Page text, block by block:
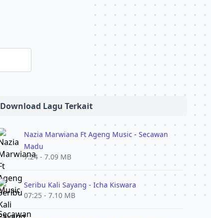
Download Lagu Terkait
Nazia Marwiana Ft Ageng Music - Secawan
Madu
7:24 - 7.09 MB
Seribu Kali Sayang - Icha Kiswara
07:25 - 7.10 MB